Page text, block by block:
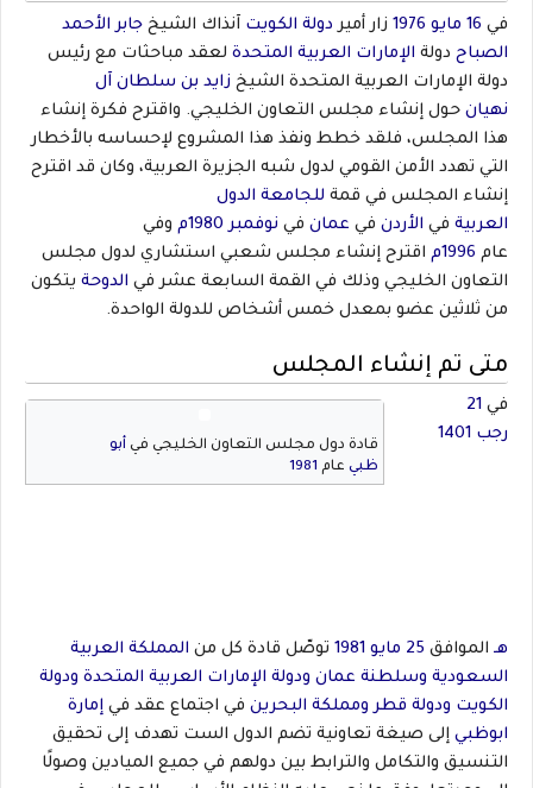
في 16 مايو 1976 زار أمير دولة الكويت آنذاك الشيخ جابر الأحمد
الصباح دولة الإمارات العربية المتحدة لعقد مباحثات مع رئيس
دولة الإمارات العربية المتحدة الشيخ زايد بن سلطان آل
نهيان حول إنشاء مجلس التعاون الخليجي. واقترح فكرة إنشاء
هذا المجلس، فلقد خطط ونفذ هذا المشروع لإحساسه بالأخطار
التي تهدد الأمن القومي لدول شبه الجزيرة العربية، وكان قد اقترح
إنشاء المجلس في قمة للجامعة الدول
العربية في الأردن في عمان في نوفمبر 1980م
وفي
عام 1996م
اقترح إنشاء مجلس شعبي استشاري لدول مجلس
التعاون الخليجي وذلك في القمة السابعة عشر في الدوحة يتكون
من ثلاثين عضو بمعدل خمس أشخاص للدولة الواحدة.
متى تم إنشاء المجلس
قادة دول مجلس التعاون الخليجي في أبو
ظبي عام 1981
في 21
رجب 1401
هـ الموافق 25 مايو 1981 توصّل قادة كل من المملكة العربية
السعودية وسلطنة عمان ودولة الإمارات العربية المتحدة ودولة
الكويت ودولة قطر ومملكة البحرين في اجتماع عقد في إمارة
ابوظبي إلى صيغة تعاونية تضم الدول الست تهدف إلى تحقيق
التنسيق والتكامل والترابط بين دولهم في جميع الميادين وصولًا